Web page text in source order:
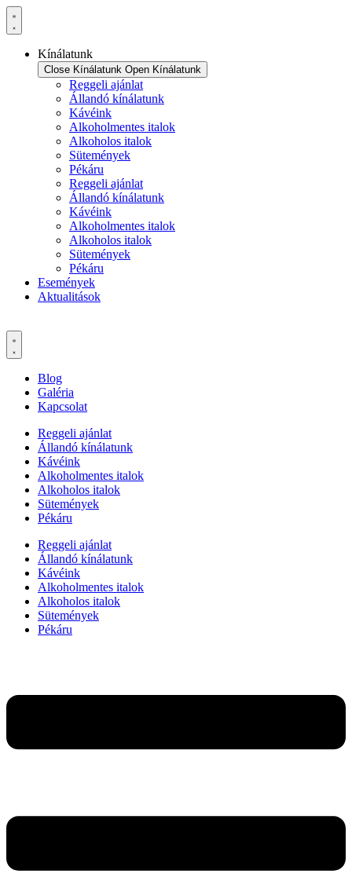
Ugrás
Kínálatunk
Close Kínálatunk Open Kínálatunk
Reggeli ajánlat
Állandó kínálatunk
Kávéink
Alkoholmentes italok
Alkoholos italok
Sütemények
Pékáru
Reggeli ajánlat
Állandó kínálatunk
Kávéink
Alkoholmentes italok
Alkoholos italok
Sütemények
Pékáru
Események
Aktualitások
Blog
Galéria
Kapcsolat
Reggeli ajánlat
Állandó kínálatunk
Kávéink
Alkoholmentes italok
Alkoholos italok
Sütemények
Pékáru
Reggeli ajánlat
Állandó kínálatunk
Kávéink
Alkoholmentes italok
Alkoholos italok
Sütemények
Pékáru